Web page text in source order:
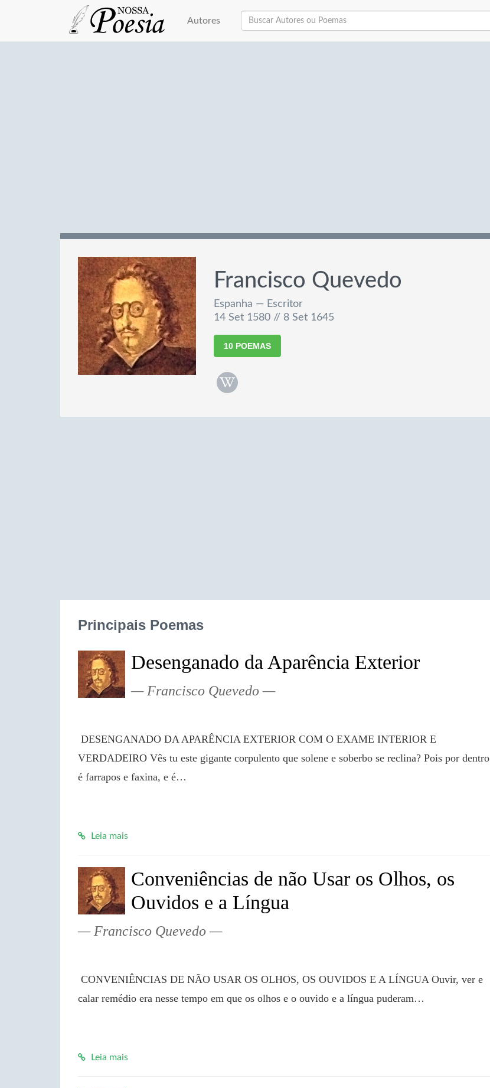
Autores
Francisco Quevedo
Espanha — Escritor
14 Set 1580 // 8 Set 1645
10 POEMAS
Principais Poemas
Desenganado da Aparência Exterior
Francisco Quevedo
VERDADEIRO Vês tu este gigante corpulento que solene e soberbo se reclina? Pois por dentro
é farrapos e faxina, e é…
Leia mais
Conveniências de não Usar os Olhos, os
Ouvidos e a Língua
Francisco Quevedo
calar remédio era nesse tempo em que os olhos e o ouvido e a língua puderam…
Leia mais